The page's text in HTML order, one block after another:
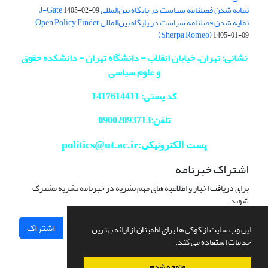
این وب سایت از کوکی ها برای اطمینان از ارائه بهترین
خدمات استفاده می کند.
نمایه شدن فصلنامه سیاست در پایگاه بین‌المللی J-Gate1405-02-09
نمایه شدن فصلنامه سیاست در پایگاه بین‌المللی Open Policy Finder
(Sherpa Romeo)1405-01-09
نشانی: تهران، خیابان انقلاب - دانشگاه تهران - دانشکده حقوق
و علوم سیاسی
کد پستی: 1417614411
تلفن:09002093713
پست الکترونیکی:politics@ut.ac.ir
اشتراک خبرنامه
برای دریافت اخبار و اطلاعیه های مهم نشریه در خبرنامه نشریه مشترک
شوید.
اشتراک